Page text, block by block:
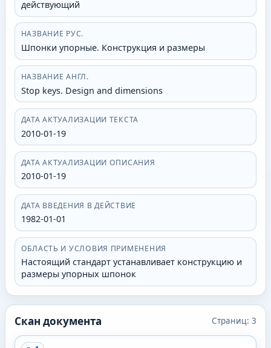
действующий
НАЗВАНИЕ РУС.
Шпонки упорные. Конструкция и размеры
НАЗВАНИЕ АНГЛ.
Stop keys. Design and dimensions
ДАТА АКТУАЛИЗАЦИИ ТЕКСТА
2010-01-19
ДАТА АКТУАЛИЗАЦИИ ОПИСАНИЯ
2010-01-19
ДАТА ВВЕДЕНИЯ В ДЕЙСТВИЕ
1982-01-01
ОБЛАСТЬ И УСЛОВИЯ ПРИМЕНЕНИЯ
Настоящий стандарт устанавливает конструкцию и
размеры упорных шпонок
Скан документа Страниц:3